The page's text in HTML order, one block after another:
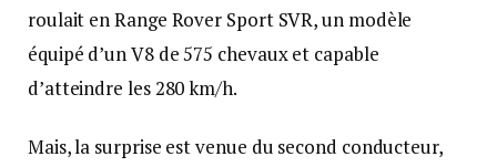
roulait en Range Rover Sport SVR, un modèle
équipé d’un V8 de 575 chevaux et capable
d’atteindre les 280 km/h.
Mais, la surprise est venue du second conducteur,